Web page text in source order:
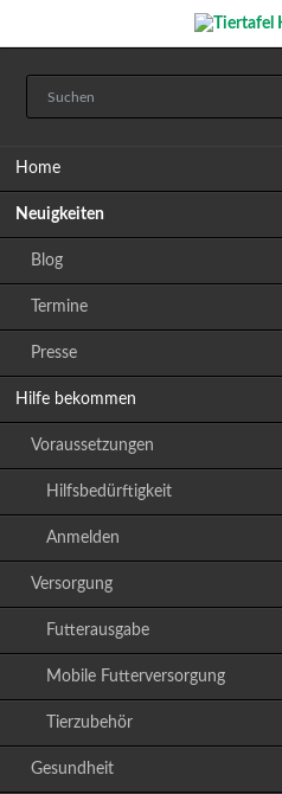
Home
Neuigkeiten
Blog
Termine
Presse
Hilfe bekommen
Voraussetzungen
Hilfsbedürftigkeit
Anmelden
Versorgung
Futterausgabe
Mobile Futterversorgung
Tierzubehör
Gesundheit